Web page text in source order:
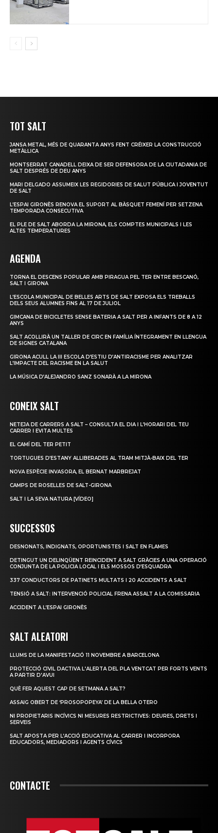
TOT SALT
JANSA METAL, MÉS DE QUARANTA ANYS FENT CRÉIXER LA CONSTRUCCIÓ
METÀL·LICA
MONTSERRAT CANADELL DEIXA DE SER DEFENSORA DE LA CIUTADANIA DE
SALT DESPRÉS DE DEU ANYS
MARI DELGADO ASSUMEIX LES REGIDORIES DE SALUT PÚBLICA I JOVENTUT
DE SALT
L’ESPAI GIRONÈS RENOVA EL SUPORT AL BÀSQUET FEMENÍ PER SETZENA
TEMPORADA CONSECUTIVA
EL PLE DE SALT ABORDA LA MIRONA, ELS COMPTES MUNICIPALS I LES
ALTES TEMPERATURES
AGENDA
TORNA EL DESCENS POPULAR AMB PIRAGUA PEL TER ENTRE BESCANÓ,
SALT I GIRONA
L’ESCOLA MUNICIPAL DE BELLES ARTS DE SALT EXPOSA ELS TREBALLS
DELS SEUS ALUMNES FINS AL 17 DE JULIOL
GIMCANA DE BICICLETES SENSE BATERIA A SALT PER A INFANTS DE 8 A 12
ANYS
SALT ACOLLIRÀ UN TALLER DE CIRC EN FAMÍLIA ÍNTEGRAMENT EN LLENGUA
DE SIGNES CATALANA
GIRONA ACULL LA III ESCOLA D’ESTIU D’ANTIRACISME PER ANALITZAR
L’IMPACTE DEL RACISME EN LA SALUT
LA MÚSICA D’ALEJANDRO SANZ SONARÀ A LA MIRONA
CONEIX SALT
NETEJA DE CARRERS A SALT – CONSULTA EL DIA I L’HORARI DEL TEU
CARRER I EVITA MULTES
EL CAMÍ DEL TER PETIT
TORTUGUES D’ESTANY ALLIBERADES AL TRAM MITJÀ-BAIX DEL TER
NOVA ESPÈCIE INVASORA, EL BERNAT MARBREJAT
CAMPS DE ROSELLES DE SALT-GIRONA
SALT I LA SEVA NATURA [VÍDEO]
SUCCESSOS
DESNONATS, INDIGNATS, OPORTUNISTES I SALT EN FLAMES
DETINGUT UN DELINQÜENT REINCIDENT A SALT GRÀCIES A UNA OPERACIÓ
CONJUNTA DE LA POLICIA LOCAL I ELS MOSSOS D’ESQUADRA
337 CONDUCTORS DE PATINETS MULTATS I 20 ACCIDENTS A SALT
TENSIÓ A SALT: INTERVENCIÓ POLICIAL FRENA ASSALT A LA COMISSARIA
ACCIDENT A L’ESPAI GIRONÈS
SALT ALEATORI
LLUMS DE LA MANIFESTACIÓ 11 NOVEMBRE A BARCELONA
PROTECCIÓ CIVIL DACTIVA L'ALERTA DEL PLA VENTCAT PER FORTS VENTS
A PARTIR D'AVUI
QUÈ FER AQUEST CAP DE SETMANA A SALT?
ASSAIG OBERT DE ‘PROSOPOPEYA’ DE LA BELLA OTERO
NI PROPIETARIS INCÍVICS NI MESURES RESTRICTIVES: DEURES, DRETS I
SERVEIS
SALT APOSTA PER L’ACCIÓ EDUCATIVA AL CARRER I INCORPORA
EDUCADORS, MEDIADORS I AGENTS CÍVICS
CONTACTE